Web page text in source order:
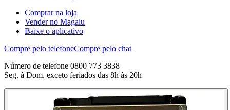
Comprar na loja
Vender no Magalu
Baixe o aplicativo
Compre pelo telefoneCompre pelo chat
Número de telefone 0800 773 3838
Seg. à Dom. exceto feriados das 8h às 20h